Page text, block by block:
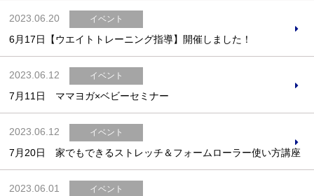
2023.06.20 イベント
6月17日【ウエイトトレーニング指導】開催しました！
2023.06.12 イベント
7月11日 ママヨガ×ベビーセミナー
2023.06.12 イベント
7月20日 家でもできるストレッチ＆フォームローラー使い方講座
2023.06.01 イベント